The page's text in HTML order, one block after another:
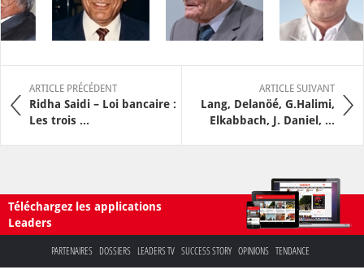
ARTICLE PRÉCÉDENT
Ridha Saidi – Loi bancaire :
Les trois ...
ARTICLE SUIVANT
Lang, Delanöé, G.Halimi,
Elkabbach, J. Daniel, ...
Téléchargez les applications
Leaders
PARTENAIRES DOSSIERS LEADERS TV SUCCESS STORY OPINIONS TENDANCE